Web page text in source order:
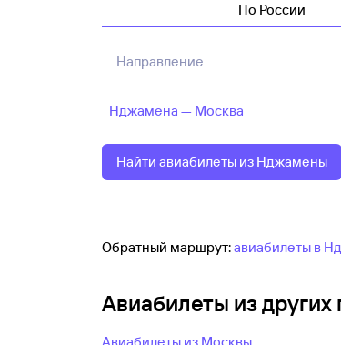
При покупке авиабилетов из
авиабилет, тем меньше
По России
Направление
Нджамена — Москва
Найти авиабилеты из Нджамены
Обратный маршрут:авиабилеты в
Авиабилеты из других